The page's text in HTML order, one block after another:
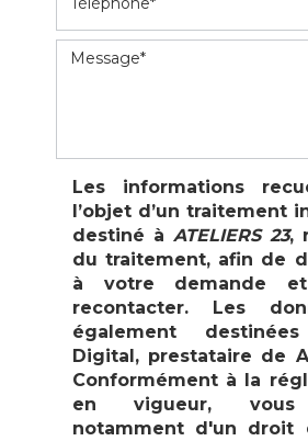
Les informations
l’objet d’un traitement
destiné à ATELIERS 23,
du traitement, afin de
à votre demande
recontacter. Les
également
Digital, prestataire de
Conformément à la
en vigueur, vous
notamment d'un droit
Enseigne et